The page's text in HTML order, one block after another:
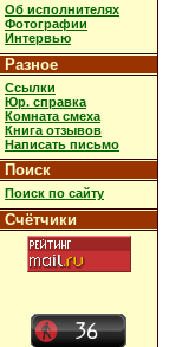
Об исполнителях
Фотографии
Интервью
Разное
Ссылки
Юр. справка
Комната смеха
Книга отзывов
Написать письмо
Поиск
Поиск по сайту
Счётчики